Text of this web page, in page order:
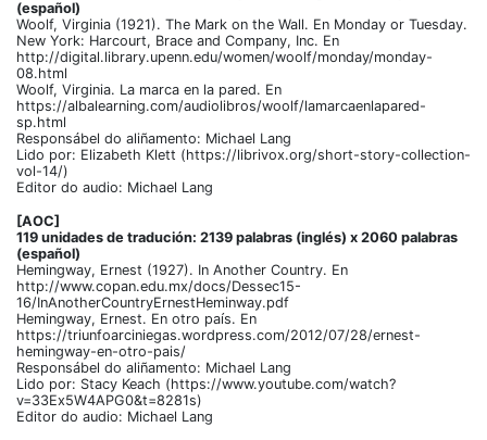
(español)
Woolf, Virginia (1921). The Mark on the Wall. En Monday or Tuesday.
New York: Harcourt, Brace and Company, Inc. En
http://digital.library.upenn.edu/women/woolf/monday/monday-
08.html
Woolf, Virginia. La marca en la pared. En
https://albalearning.com/audiolibros/woolf/lamarcaenlapared-
sp.html
Responsábel do aliñamento: Michael Lang
Lido por: Elizabeth Klett (https://librivox.org/short-story-collection-
vol-14/)
Editor do audio: Michael Lang
[AOC]
119 unidades de tradución: 2139 palabras (inglés) x 2060 palabras
(español)
Hemingway, Ernest (1927). In Another Country. En
http://www.copan.edu.mx/docs/Dessec15-
16/InAnotherCountryErnestHeminway.pdf
Hemingway, Ernest. En otro país. En
https://triunfoarciniegas.wordpress.com/2012/07/28/ernest-
hemingway-en-otro-pais/
Responsábel do aliñamento: Michael Lang
Lido por: Stacy Keach (https://www.youtube.com/watch?
v=33Ex5W4APG0&t=8281s)
Editor do audio: Michael Lang